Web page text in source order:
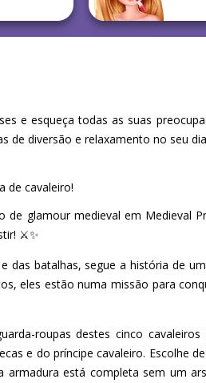
e esqueça todas as suas
de diversão e relaxamento no seu
de cavaleiro!
glamour medieval em Medieval
⚔️✨
das batalhas, segue a história de
eles estão numa missão para
roupas destes cinco
e do príncipe cavaleiro. Escolhe
armadura está completa sem um